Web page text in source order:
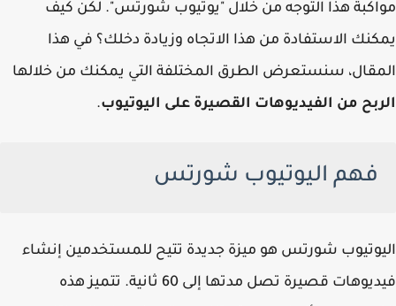
مواكبة هذا التوجه من خلال "يوتيوب شورتس". لكن كيف
يمكنك الاستفادة من هذا الاتجاه وزيادة دخلك؟ في هذا
المقال، سنستعرض الطرق المختلفة التي يمكنك من خلالها
الربح من الفيديوهات القصيرة على اليوتيوب.
فهم اليوتيوب شورتس
اليوتيوب شورتس هو ميزة جديدة تتيح للمستخدمين إنشاء
فيديوهات قصيرة تصل مدتها إلى 60 ثانية. تتميز هذه